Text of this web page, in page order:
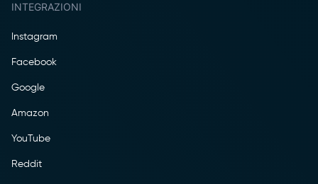
INTEGRAZIONI
Instagram
Facebook
Google
Amazon
YouTube
Reddit